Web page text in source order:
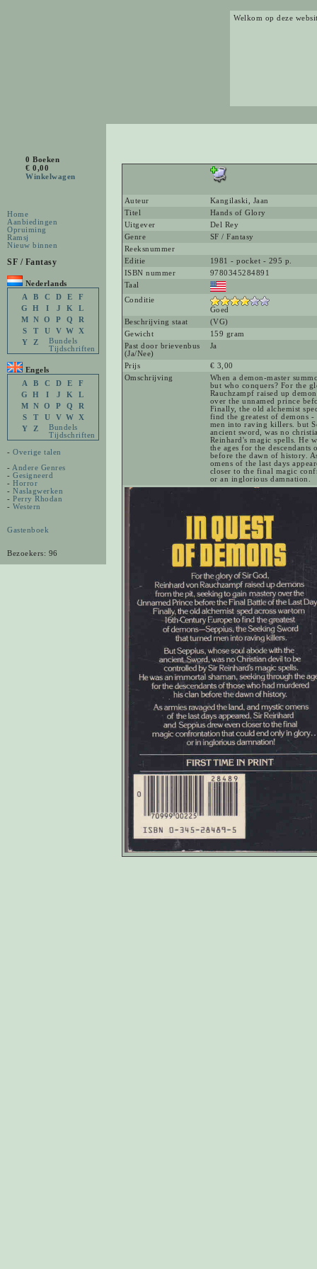
Welkom op deze
0 Boeken
€ 0,00
Winkelwagen
Home
Aanbiedingen
Opruiming
Ramsj
Nieuw binnen
SF / Fantasy
Nederlands
A
B C D E
F
G
H I J K
L
M
N O P Q
R
S
T U V W
X
Y
Z
Bundels
Tijdschriften
Engels
A
B C D E
F
G
H I J K
L
M
N O P Q
R
S
T U V W
X
Y
Z
Bundels
Tijdschriften
- Overige talen
- Andere Genres
- Gesigneerd
- Horror
- Naslagwerken
- Perry Rhodan
- Western
Gastenboek
Bezoekers: 96
Auteur
Kangilaski, Jaan
Titel
Hands of Glory
Uitgever
Del Rey
Genre
SF / Fantasy
Reeksnummer
Editie
1981 - pocket - 295 p.
ISBN nummer
9780345284891
Taal
Conditie
Goed
Beschrijving staat
(VG)
Gewicht
159 gram
Past door brievenbus
(Ja/Nee)
Ja
Prijs
€ 3,00
Omschrijving
When a demon-master
but who conquers? For the
Rauchzampf raised up
over the unnamed prince
Finally, the old alchemist
find the greatest of demons -
men into raving killers. but
ancient sword, was no
Reinhard's magic spells. He
the ages for the
before the dawn of history.
omens of the last days
closer to the final magic
or an inglorious damnation.